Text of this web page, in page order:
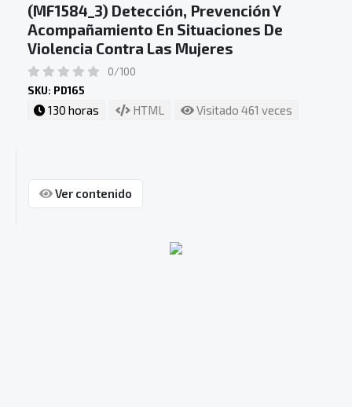
(MF1584_3) Detección, Prevención Y
Acompañamiento En Situaciones De
Violencia Contra Las Mujeres
0/100
SKU: PD165
130 horas HTML Visitado 461 veces
Ver contenido